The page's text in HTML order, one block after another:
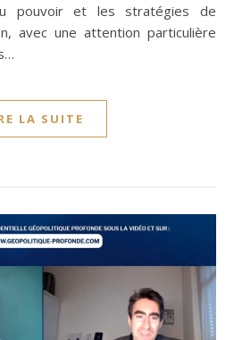
pouvoir et les stratégies de
avec une attention particulière
LA SUITE